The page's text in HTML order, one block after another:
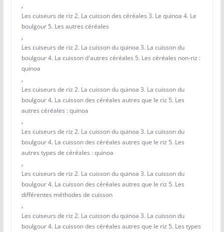
,
Les cuiseurs de riz 2. La cuisson des céréales 3. Le quinoa 4. Le
boulgour 5. Les autres céréales
,
Les cuiseurs de riz 2. La cuisson du quinoa 3. La cuisson du
boulgour 4. La cuisson d'autres céréales 5. Les céréales non-riz :
quinoa
,
Les cuiseurs de riz 2. La cuisson du quinoa 3. La cuisson du
boulgour 4. La cuisson des céréales autres que le riz 5. Les
autres céréales : quinoa
,
Les cuiseurs de riz 2. La cuisson du quinoa 3. La cuisson du
boulgour 4. La cuisson des céréales autres que le riz 5. Les
autres types de céréales : quinoa
,
Les cuiseurs de riz 2. La cuisson du quinoa 3. La cuisson du
boulgour 4. La cuisson des céréales autres que le riz 5. Les
différentes méthodes de cuisson
,
Les cuiseurs de riz 2. La cuisson du quinoa 3. La cuisson du
boulgour 4. La cuisson des céréales autres que le riz 5. Les types